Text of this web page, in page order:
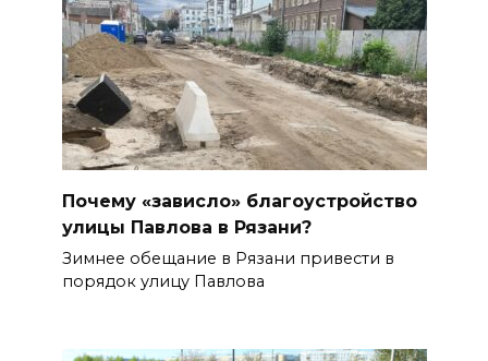
Почему «зависло» благоустройство
улицы Павлова в Рязани?
Зимнее обещание в Рязани привести в
порядок улицу Павлова